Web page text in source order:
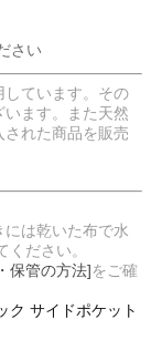
さい
ています。その
ます。また天然
れた商品を販売
は乾いた布で水
ださい。
保管の方法]をご確
ク サイドポケット